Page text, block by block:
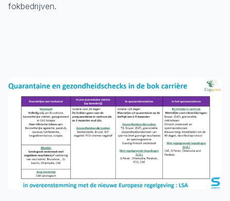
fokbedrijven.